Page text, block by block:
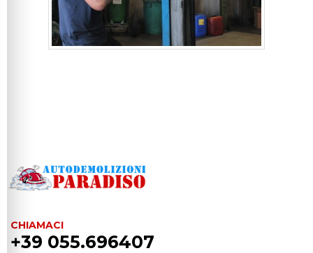
CHIAMACI
+39 055.696407